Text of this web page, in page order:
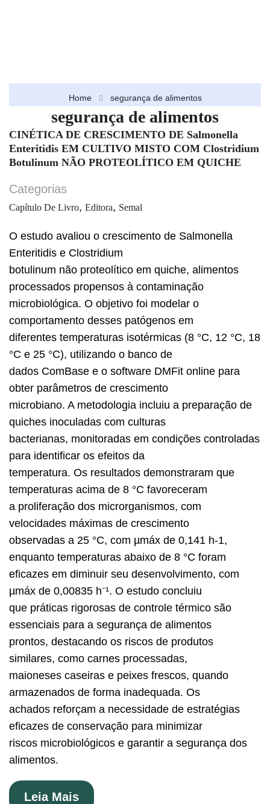
Home segurança de alimentos
segurança de alimentos
CINÉTICA DE CRESCIMENTO DE Salmonella
Enteritidis EM CULTIVO MISTO COM Clostridium
Botulinum NÃO PROTEOLÍTICO EM QUICHE
Categorias
Capítulo De Livro, Editora, Semal
O estudo avaliou o crescimento de Salmonella
Enteritidis e Clostridium
botulinum não proteolítico em quiche, alimentos
processados propensos à contaminação
microbiológica. O objetivo foi modelar o
comportamento desses patógenos em
diferentes temperaturas isotérmicas (8 °C, 12 °C, 18
°C e 25 °C), utilizando o banco de
dados ComBase e o software DMFit online para
obter parâmetros de crescimento
microbiano. A metodologia incluiu a preparação de
quiches inoculadas com culturas
bacterianas, monitoradas em condições controladas
para identificar os efeitos da
temperatura. Os resultados demonstraram que
temperaturas acima de 8 °C favoreceram
a proliferação dos microrganismos, com
velocidades máximas de crescimento
observadas a 25 °C, com µmáx de 0,141 h-1,
enquanto temperaturas abaixo de 8 °C foram
eficazes em diminuir seu desenvolvimento, com
µmáx de 0,00835 h⁻¹. O estudo concluiu
que práticas rigorosas de controle térmico são
essenciais para a segurança de alimentos
prontos, destacando os riscos de produtos
similares, como carnes processadas,
maioneses caseiras e peixes frescos, quando
armazenados de forma inadequada. Os
achados reforçam a necessidade de estratégias
eficazes de conservação para minimizar
riscos microbiológicos e garantir a segurança dos
alimentos.
Leia Mais